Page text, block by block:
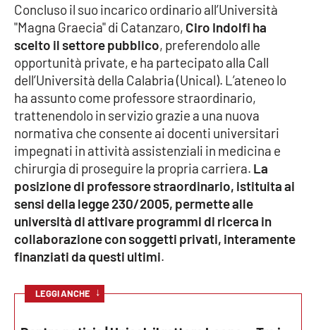
Economia e Lavoro
Politica
Sanità
Società
Sport
RUBRICHE
Good Morning Vietnam
Parchi Marini Calabria
Concluso il suo incarico ordinario all’Università
"Magna Graecia" di Catanzaro, Ciro Indolfi ha
scelto il settore pubblico, preferendolo alle
opportunità private, e ha partecipato alla Call
dell’Università della Calabria (Unical). L’ateneo lo
ha assunto come professore straordinario,
trattenendolo in servizio grazie a una nuova
normativa che consente ai docenti universitari
impegnati in attività assistenziali in medicina e
chirurgia di proseguire la propria carriera. La
posizione di professore straordinario, istituita ai
sensi della legge 230/2005, permette alle
università di attivare programmi di ricerca in
collaborazione con soggetti privati, interamente
finanziati da questi ultimi.
LEGGI ANCHE ↓